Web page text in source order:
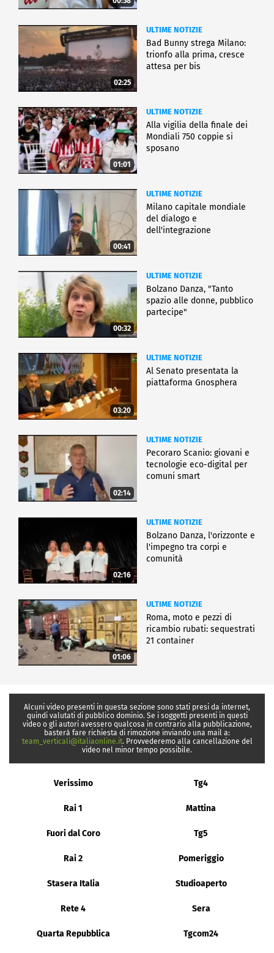
02:25
ULTIME NOTIZIE
Bad Bunny strega Milano:
trionfo alla prima, cresce
attesa per bis
01:01
ULTIME NOTIZIE
Alla vigilia della finale dei
Mondiali 750 coppie si
sposano
00:41
ULTIME NOTIZIE
Milano capitale mondiale
del dialogo e
dell'integrazione
00:32
ULTIME NOTIZIE
Bolzano Danza, "Tanto
spazio alle donne, pubblico
partecipe"
03:20
ULTIME NOTIZIE
Al Senato presentata la
piattaforma Gnosphera
02:14
ULTIME NOTIZIE
Pecoraro Scanio: giovani e
tecnologie eco-digital per
comuni smart
02:16
ULTIME NOTIZIE
Bolzano Danza, l'orizzonte e
l'impegno tra corpi e
comunità
01:06
ULTIME NOTIZIE
Roma, moto e pezzi di
ricambio rubati: sequestrati
21 container
Alcuni video presenti in questa sezione sono stati presi da internet,
quindi valutati di pubblico dominio. Se i soggetti presenti in questi
video o gli autori avessero qualcosa in contrario alla pubblicazione,
basterà fare richiesta di rimozione inviando una mail a:
team_verticali@italiaonline.it. Provvederemo alla cancellazione del
video nel minor tempo possibile.
Verissimo Tg4
Rai 1 Mattina
Fuori dal Coro Tg5
Rai 2 Pomeriggio
Stasera Italia Studioaperto
Rete 4 Sera
Quarta Repubblica Tgcom24